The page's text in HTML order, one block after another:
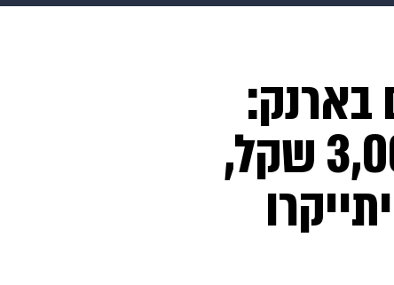
מתכונים פרויקטים מיוחדיםבארנק:
מאזדה 3 תתייקר ב-3,000 שקל,
משפחתיות מקבוצה 4 יתייקרו